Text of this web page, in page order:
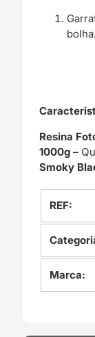
bolha.
Resina
1000g –
Smoky
REF:
Marca: